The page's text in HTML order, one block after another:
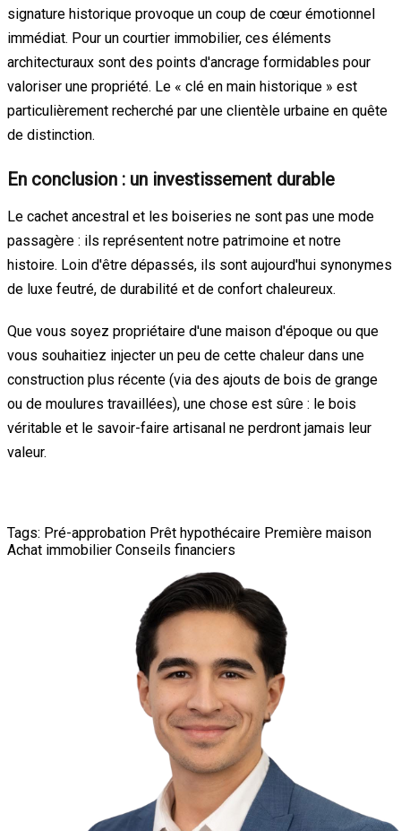
signature historique provoque un coup de cœur émotionnel
immédiat. Pour un courtier immobilier, ces éléments
architecturaux sont des points d'ancrage formidables pour
valoriser une propriété. Le « clé en main historique » est
particulièrement recherché par une clientèle urbaine en quête
de distinction.
En conclusion : un investissement durable
Le cachet ancestral et les boiseries ne sont pas une mode
passagère : ils représentent notre patrimoine et notre
histoire. Loin d'être dépassés, ils sont aujourd'hui synonymes
de luxe feutré, de durabilité et de confort chaleureux.
Que vous soyez propriétaire d'une maison d'époque ou que
vous souhaitiez injecter un peu de cette chaleur dans une
construction plus récente (via des ajouts de bois de grange
ou de moulures travaillées), une chose est sûre : le bois
véritable et le savoir-faire artisanal ne perdront jamais leur
valeur.
Tags: Pré-approbation Prêt hypothécaire Première maison
Achat immobilier Conseils financiers